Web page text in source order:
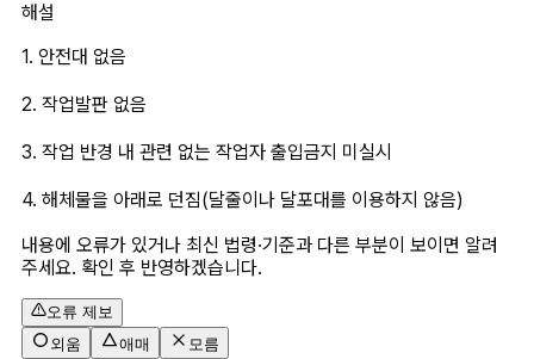
해설
1. 안전대 없음
2. 작업발판 없음
3. 작업 반경 내 관련 없는 작업자 출입금지 미실시
4. 해체물을 아래로 던짐(달줄이나 달포대를 이용하지 않음)
내용에 오류가 있거나 최신 법령·기준과 다른 부분이 보이면 알려
주세요. 확인 후 반영하겠습니다.
오류 제보
외움
애매
모름